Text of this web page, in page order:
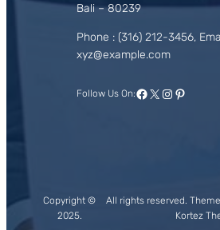
Bali – 80239
Phone : (316) 212-3456,
xyz@example.com
Follow Us On:Facebook
X Instagram
Pinterest
Copyright ©
2025.
All rights reserved.
Kortez